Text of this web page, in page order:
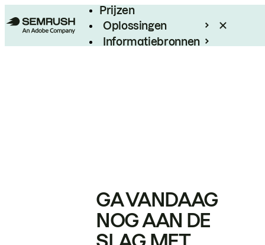
Prijzen
Oplossingen
Informatiebronnen
GA VANDAAG
NOG AAN DE